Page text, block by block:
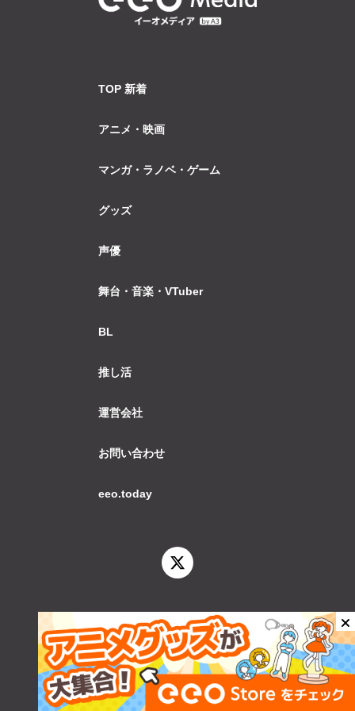
TOP 新着
アニメ・映画
マンガ・ラノベ・ゲーム
グッズ
声優
舞台・音楽・VTuber
BL
推し活
運営会社
お問い合わせ
eeo.today
© 2026 eeo.today